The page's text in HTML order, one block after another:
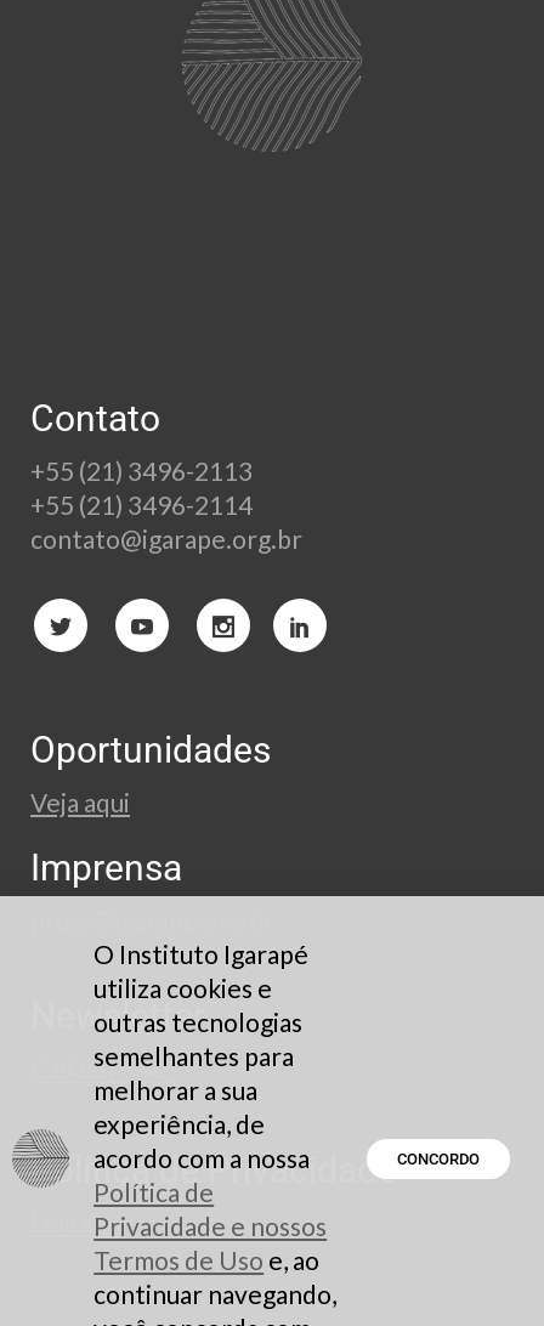
Contato
+55 (21) 3496-2113
+55 (21) 3496-2114
contato@igarape.org.br
Oportunidades
Veja aqui
Imprensa
Newsletter
Cadastre-se
Política de Privacidade
Leia aqui
O Instituto Igarapé
utiliza cookies e
outras tecnologias
semelhantes para
melhorar a sua
experiência, de
acordo com a nossa
Política de
Privacidade e nossos
Termos de Uso e, ao
continuar navegando,
CONCORDO